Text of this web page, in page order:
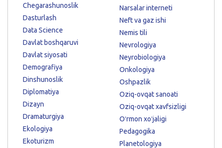
Chegarashunoslik
Dasturlash
Data Science
Davlat boshqaruvi
Davlat siyosati
Demografiya
Dinshunoslik
Diplomatiya
Dizayn
Dramaturgiya
Ekologiya
Ekoturizm
Narsalar interneti
Neft va gaz ishi
Nemis tili
Nevrologiya
Neyrobiologiya
Onkologiya
Oshpazlik
Oziq-ovqat sanoati
Oziq-ovqat xavfsizligi
Oʻrmon xoʻjaligi
Pedagogika
Planetologiya